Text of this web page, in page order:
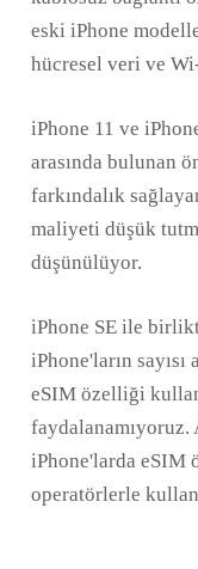
eski iPhone
hücresel veri ve
iPhone 11 ve
arasında bulunan
farkındalık
maliyeti düşük
düşünülüyor.
iPhone SE ile
iPhone'ların
eSIM özelliği
faydalanamıyoruz.
iPhone'larda eSIM
operatörlerle